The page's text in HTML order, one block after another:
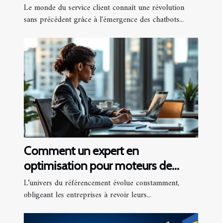
Le monde du service client connaît une révolution
sans précédent grâce à l'émergence des chatbots...
Comment un expert en
optimisation pour moteurs de
recherche peut transformer votre
entreprise ?
L’univers du référencement évolue constamment,
obligeant les entreprises à revoir leurs...